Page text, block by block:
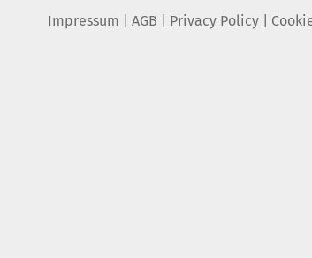
Impressum AGB Privacy Policy|